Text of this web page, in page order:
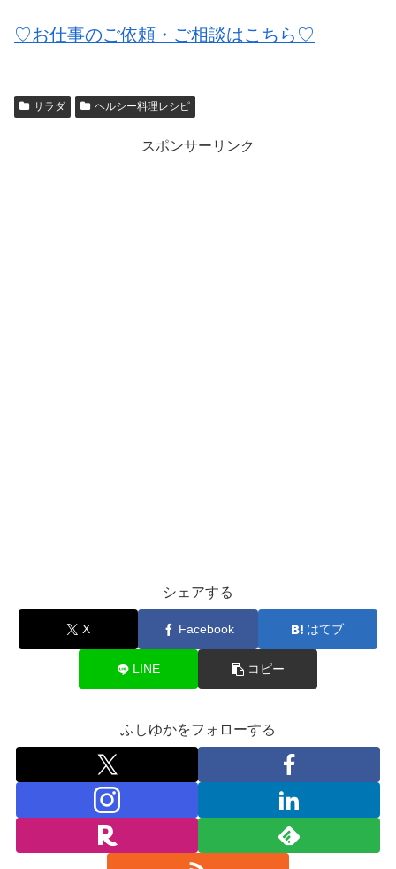
♡お仕事のご依頼・ご相談はこちら♡
サラダ ヘルシー料理レシピ
スポンサーリンク
シェアする
X Facebook はてブ
LINE コピー
ふしゆかをフォローする